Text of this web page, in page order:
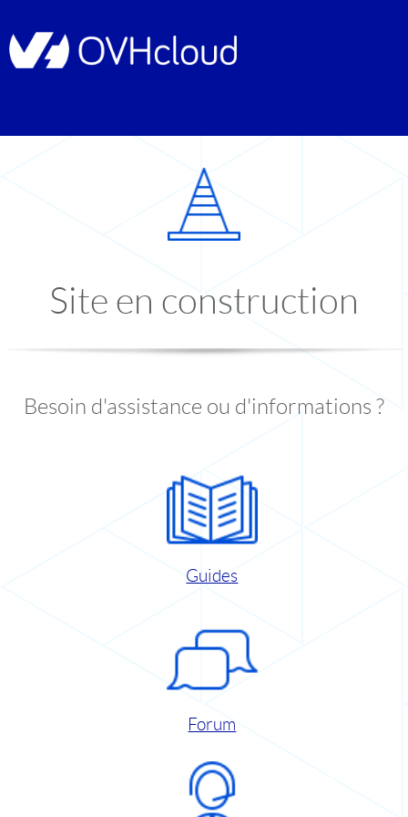
Site en construction
Besoin d'assistance ou d'informations ?
Guides
Forum